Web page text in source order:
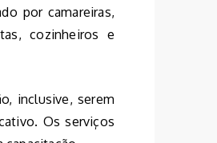
por camareiras,
cozinheiros e
inclusive, serem
Os serviços